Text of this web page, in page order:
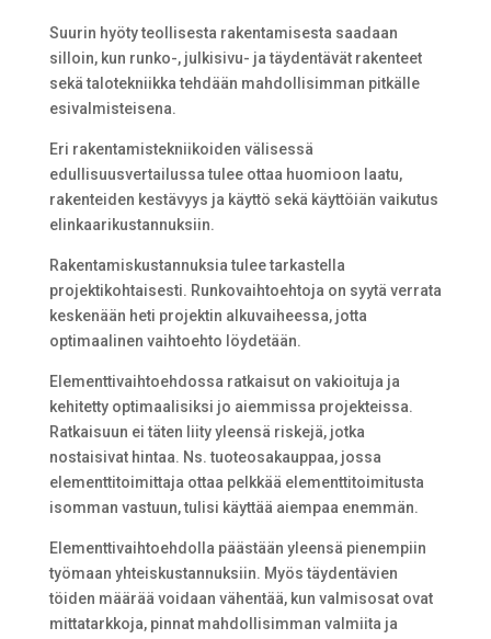
Suurin hyöty teollisesta rakentamisesta saadaan
silloin, kun runko-, julkisivu- ja täydentävät rakenteet
sekä talotekniikka tehdään mahdollisimman pitkälle
esivalmisteisena.
Eri rakentamistekniikoiden välisessä
edullisuusvertailussa tulee ottaa huomioon laatu,
rakenteiden kestävyys ja käyttö sekä käyttöiän vaikutus
elinkaarikustannuksiin.
Rakentamiskustannuksia tulee tarkastella
projektikohtaisesti. Runkovaihtoehtoja on syytä verrata
keskenään heti projektin alkuvaiheessa, jotta
optimaalinen vaihtoehto löydetään.
Elementtivaihtoehdossa ratkaisut on vakioituja ja
kehitetty optimaalisiksi jo aiemmissa projekteissa.
Ratkaisuun ei täten liity yleensä riskejä, jotka
nostaisivat hintaa. Ns. tuoteosakauppaa, jossa
elementtitoimittaja ottaa pelkkää elementtitoimitusta
isomman vastuun, tulisi käyttää aiempaa enemmän.
Elementtivaihtoehdolla päästään yleensä pienempiin
työmaan yhteiskustannuksiin. Myös täydentävien
töiden määrää voidaan vähentää, kun valmisosat ovat
mittatarkkoja, pinnat mahdollisimman valmiita ja